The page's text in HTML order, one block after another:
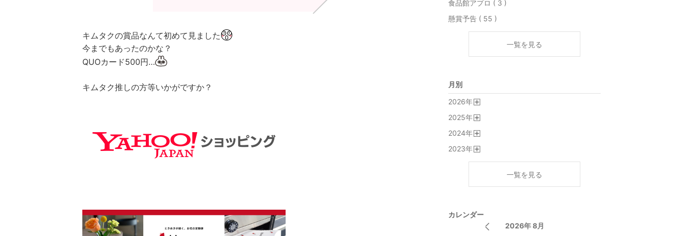
キムタクの賞品なんて初めて見ました
今までもあったのかな？
QUOカード500円…
キムタク推しの方等いかがですか？
食品館アプロ ( 3 )
懸賞予告 ( 55 )
一覧を見る
月別
2026年
2025年
2024年
2023年
一覧を見る
カレンダー
2026年 8月